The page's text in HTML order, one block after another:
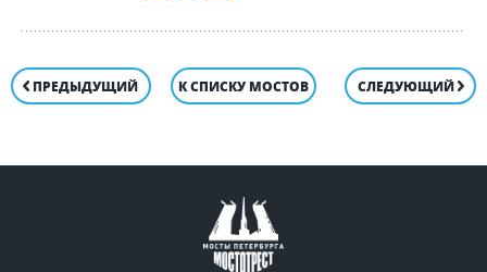
ПРЕДЫДУЩИЙ К СПИСКУ МОСТОВ СЛЕДУЮЩИЙ